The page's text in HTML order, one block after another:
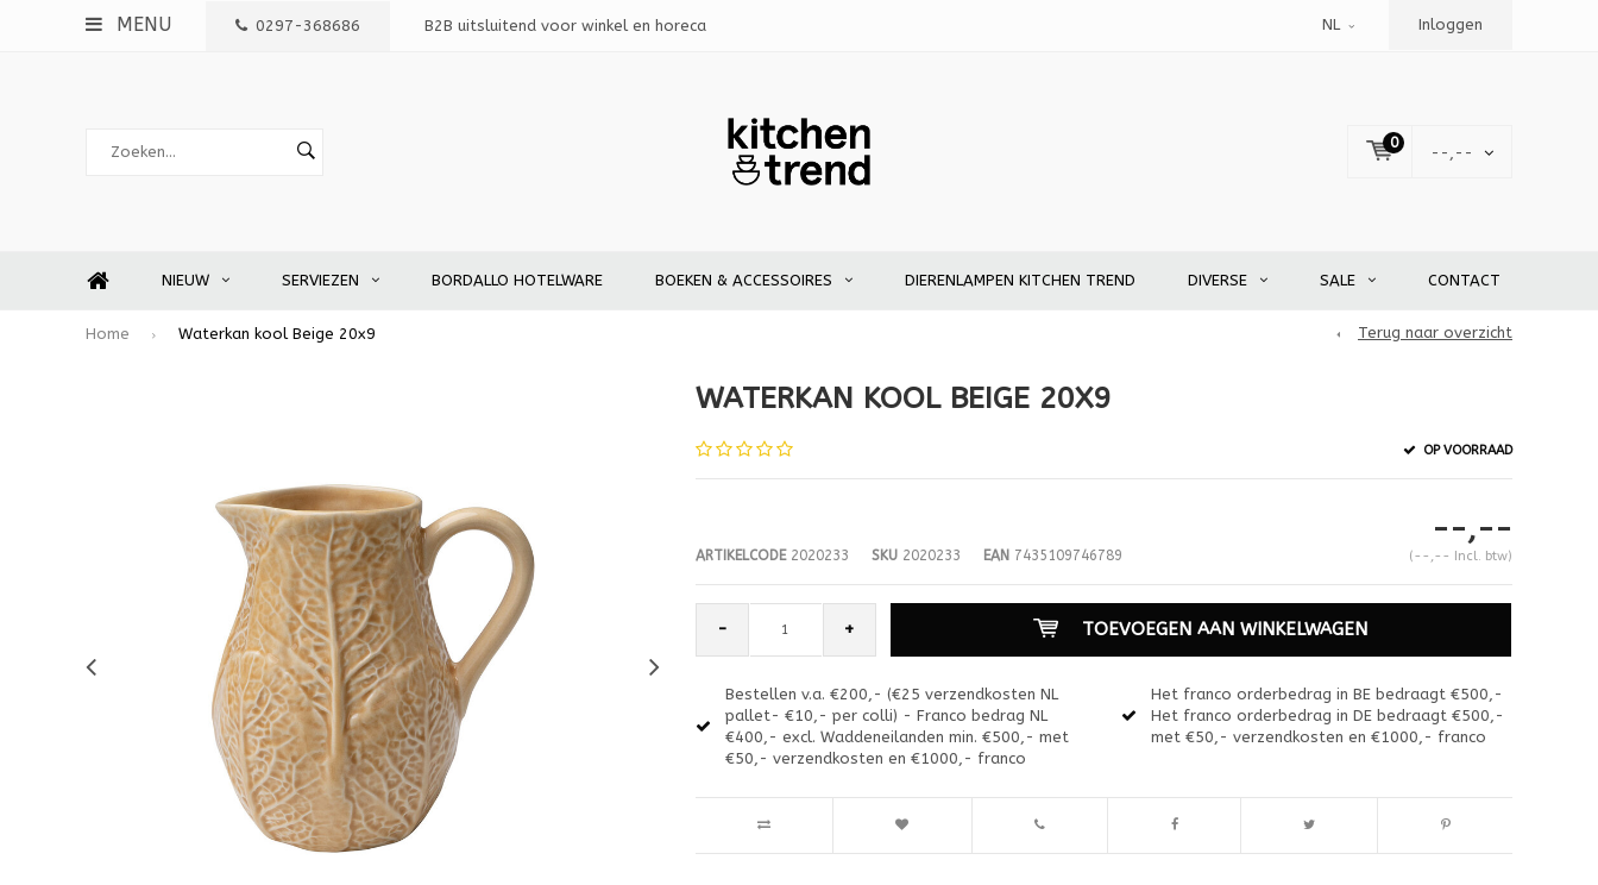
MENU 0297-368686 B2B uitsluitend voor winkel en horeca NL Inloggen
0
--,--
NIEUW SERVIEZEN BORDALLO HOTELWARE BOEKEN & ACCESSOIRES DIERENLAMPEN KITCHEN TREND DIVERSE SALE CONTACT
Home Waterkan kool Beige 20x9 Terug naar overzicht
WATERKAN KOOL BEIGE 20X9
OP VOORRAAD
ARTIKELCODE2020233 SKU2020233 EAN7435109746789
--,--
(--,-- Incl. btw)
- + TOEVOEGEN AAN WINKELWAGEN
Bestellen v.a. €200,- (€25 verzendkosten NL
pallet- €10,- per colli) - Franco bedrag NL
€400,- excl. Waddeneilanden min. €500,- met
€50,- verzendkosten en €1000,- franco
Het franco orderbedrag in BE bedraagt €500,-
Het franco orderbedrag in DE bedraagt €500,-
met €50,- verzendkosten en €1000,- franco